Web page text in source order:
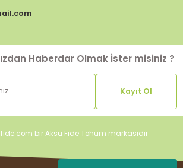
Haberdar Olmak İster misiniz ?
Kayıt Ol
bir Aksu Fide Tohum markasıdır